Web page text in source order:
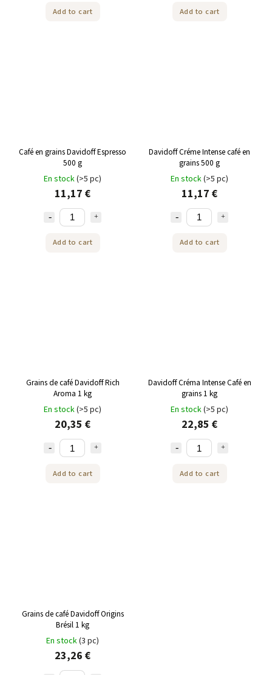
Add to cart Add to cart
Café en grains Davidoff Espresso
500 g
En stock(>5 pc)
11,17 €
Add to cart
Davidoff Créme Intense café en
grains 500 g
En stock(>5 pc)
11,17 €
Add to cart
Grains de café Davidoff Rich
Aroma 1 kg
En stock(>5 pc)
20,35 €
Add to cart
Davidoff Créma Intense Café en
grains 1 kg
En stock(>5 pc)
22,85 €
Add to cart
Grains de café Davidoff Origins
Brésil 1 kg
En stock(3 pc)
23,26 €